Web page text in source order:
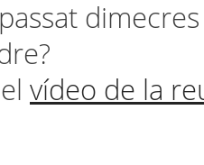
vídeo de la